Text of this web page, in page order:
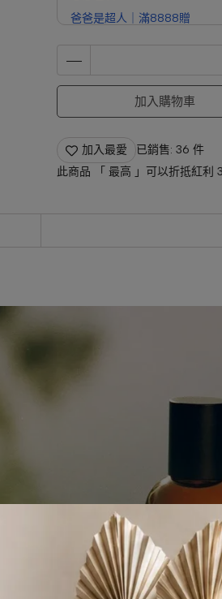
爸爸是超人｜滿8888贈
加入購物車
加入最愛
已銷售: 36 件
此商品 「 最高 」可以折抵紅利